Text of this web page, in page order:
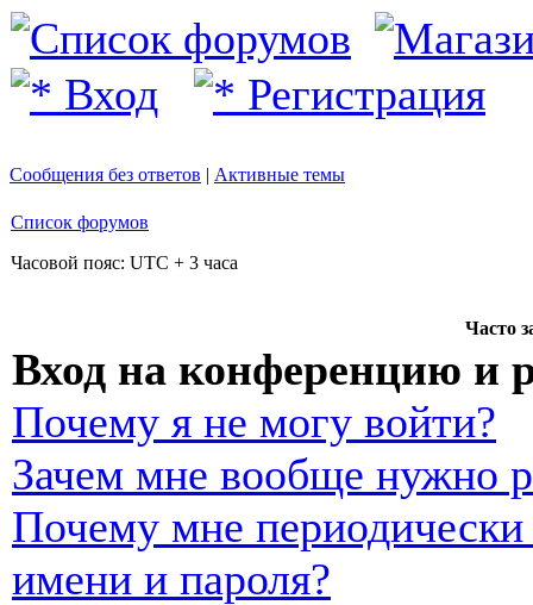
Вход Регистрация
Сообщения без ответов | Активные темы
Список форумов
Часовой пояс: UTC + 3 часа
Часто
Вход на конференцию и
Почему я не могу войти?
Зачем мне вообще нужно
Почему мне периодически
имени и пароля?